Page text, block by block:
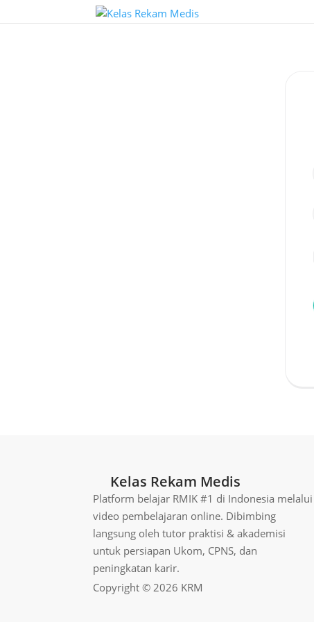
Kelas Rekam Medis
Platform belajar RMIK #1 di Indonesia melalui
video pembelajaran online. Dibimbing
langsung oleh tutor praktisi & akademisi
untuk persiapan Ukom, CPNS, dan
peningkatan karir.
Copyright © 2026 KRM